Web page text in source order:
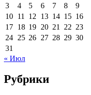
3
4 5 6 7 8
9
10 11 12 13 14 15 16
17 18 19 20 21 22 23
24 25 26 27 28 29 30
31
« Июл
Рубрики